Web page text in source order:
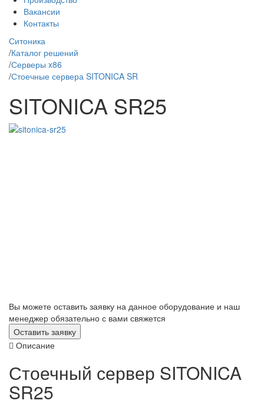
Вакансии
Контакты
Ситоника
/Каталог решений
/Серверы x86
/Стоечные сервера SITONICA SR
SITONICA SR25
Вы можете оставить заявку на данное оборудование и наш
менеджер обязательно с вами свяжется
Оставить заявку
Описание
Стоечный сервер SITONICA
SR25